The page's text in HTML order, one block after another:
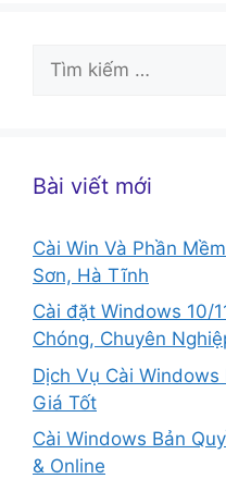
Tìm
kiếm
Bài viết mới
Cài Win Và Phần
Sơn, Hà Tĩnh
Cài đặt Windows 10/
Chóng, Chuyên
Dịch Vụ Cài
Giá Tốt
Cài Windows Bản
& Online